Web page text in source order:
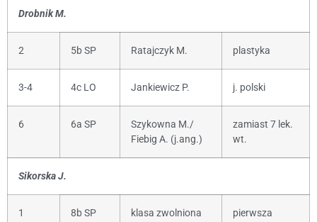
Drobnik M.
2 5b SP Ratajczyk M. plastyka
3-4 4c LO Jankiewicz P. j. polski
6 6a SP
Szykowna M./
Fiebig A. (j.ang.)
zamiast 7 lek.
wt.
Sikorska J.
1 8b SP klasa zwolniona
pierwsza